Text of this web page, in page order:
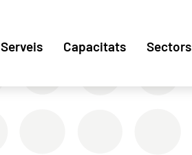
Serveis Capacitats Sectors